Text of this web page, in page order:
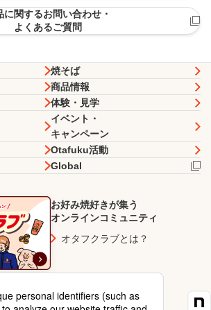
に関するお問い合わせ・
よくあるご質問
焼そば
商品情報
体験・見学
イベント・
キャンペーン
Otafuku活動
Global
お好み焼好きが集う
オンラインコミュニティ
オタフクラブとは？